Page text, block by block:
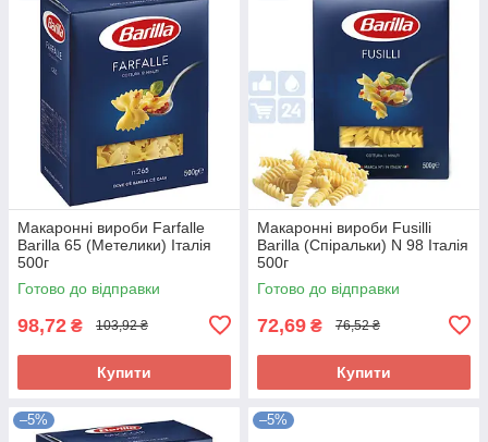
Макаронні вироби Farfalle
Barilla 65 (Метелики) Італія
500г
Готово до відправки
98,72 ₴ 103,92 ₴
Купити
Макаронні вироби Fusilli
Barilla (Спіральки) N 98 Італія
500г
Готово до відправки
72,69 ₴ 76,52 ₴
Купити
–5% –5%